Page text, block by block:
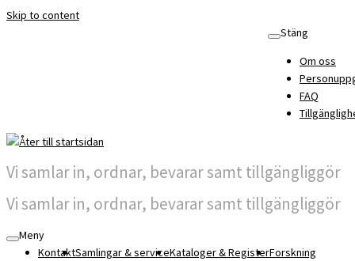
Skip to content
Stäng
Om oss
FAQ
Vi samlar in, ordnar, bevarar samt tillgängliggör
Vi samlar in, ordnar, bevarar samt tillgängliggör
Meny
KontaktSamlingar & serviceKataloger & RegisterForskning